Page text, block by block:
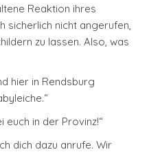
Reaktion ihres
sicherlich nicht angerufen,
zu lassen. Also, was
hier in Rendsburg
euch in der Provinz!“
dich dazu anrufe. Wir